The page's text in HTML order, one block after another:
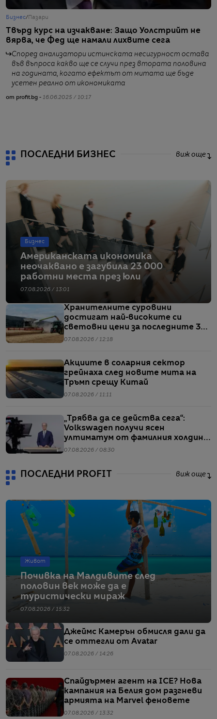
Бизнес/Пазари
Твърд курс на изчакване: Защо Уолстрийт не
вярва, че Фед ще намали лихвите сега
Според анализатори истинската несигурност остава
във въпроса какво ще се случи през втората половина
на годината, когато ефектът от митата ще бъде
усетен реално от икономиката
от profit.bg - 16.06.2025 / 10:17
ПОСЛЕДНИ БИЗНЕС виж още
Бизнес
Американската икономика
неочаквано е загубила 23 000
работни места през юли
07.08.2026 / 13:01
Хранителните суровини
достигат най-високите си
световни цени за последните 3
години
07.08.2026 / 12:18
Акциите в соларния сектор
грейнаха след новите мита на
Тръмп срещу Китай
07.08.2026 / 11:11
„Трябва да се действа сега“:
Volkswagen получи ясен
ултиматум от фамилния холдинг
начело на групата
07.08.2026 / 08:30
ПОСЛЕДНИ PROFIT виж още
Живот
Почивка на Малдивите след
половин век може да е
туристически мираж
07.08.2026 / 15:32
Джеймс Камерън обмисля дали да
се оттегли от Avatar
07.08.2026 / 14:26
Спайдърмен агент на ICE? Нова
кампания на Белия дом разгневи
армията на Marvel феновете
07.08.2026 / 13:32